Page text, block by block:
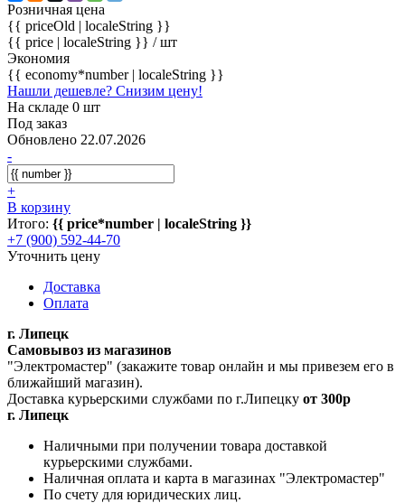
Розничная цена
{{ priceOld | localeString }}
{{ price | localeString }} / шт
Экономия
{{ economy*number | localeString }}
Нашли дешевле? Снизим цену!
На складе 0 шт
Под заказ
Обновлено 22.07.2026
-
+
В корзину
Итого: {{ price*number | localeString }}
+7 (900) 592-44-70
Уточнить цену
Доставка
Оплата
г. Липецк
Самовывоз из магазинов
"Электромастер" (закажите товар онлайн и мы привезем его в
ближайший магазин).
Доставка курьерскими службами по г.Липецку от 300р
г. Липецк
Наличными при получении товара доставкой
курьерскими службами.
Наличная оплата и карта в магазинах "Электромастер"
По счету для юридических лиц.